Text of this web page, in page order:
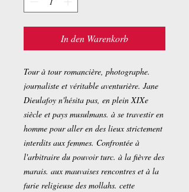
In den Warenkorb
Tour à tour romancière, photographe.
journaliste et véritable aventurière. Jane
Dieulafoy n'hésita pas, en plein XIXe
siècle et pays musulmans. à se travestir en
homme pour aller en des lieux strictement
interdits aux femmes. Confrontée à
l'arbitraire du pouvoir turc. à la fièvre des
marais. aux mauvaises rencontres et à la
furie religieuse des mollahs. cette